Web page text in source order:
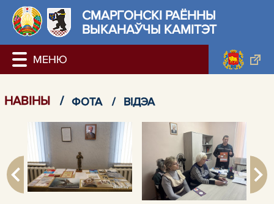
СМАРГОНСКІ РАЁННЫ
ВЫКАНАЎЧЫ КАМІТЭТ
НАВIНЫ / ФОТА / ВІДЭА